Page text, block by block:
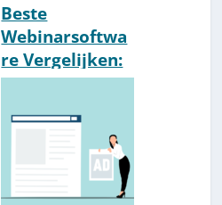
Beste
Webinarsoftwa
re Vergelijken:
#1 Keuze 2026